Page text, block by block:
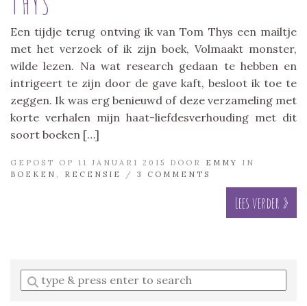
Een tijdje terug ontving ik van Tom Thys een mailtje
met het verzoek of ik zijn boek, Volmaakt monster,
wilde lezen. Na wat research gedaan te hebben en
intrigeert te zijn door de gave kaft, besloot ik toe te
zeggen. Ik was erg benieuwd of deze verzameling met
korte verhalen mijn haat-liefdesverhouding met dit
soort boeken […]
GEPOST OP 11 JANUARI 2015 DOOR EMMY
IN
BOEKEN
RECENSIE / 3 COMMENTS
Lees verder »
Enter
a